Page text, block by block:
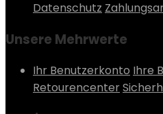
Datenschutz
Unsere Mehrwerte
Ihr Benutzerkonto Ihre
Retourencenter